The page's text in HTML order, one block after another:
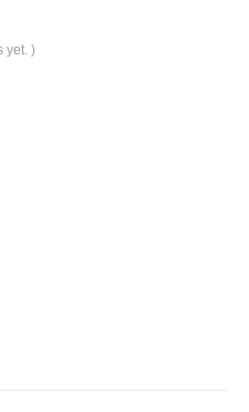
yet. )